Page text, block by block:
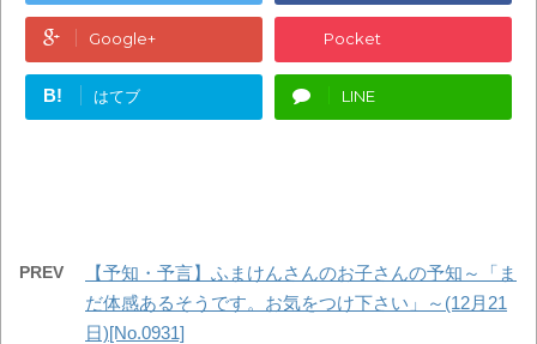
Google+ Pocket
B! はてブ LINE
PREV
【予知・予言】ふまけんさんのお子さんの予知～「ま
だ体感あるそうです。お気をつけ下さい」～(12月21
日)[No.0931]